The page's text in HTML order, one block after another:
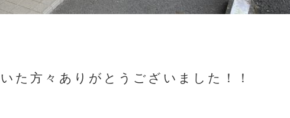
た方々ありがとうございました！！